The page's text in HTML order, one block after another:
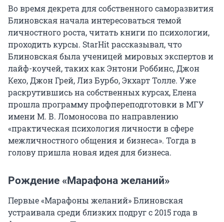
Во время декрета для собственного саморазвития
Блиновская начала интересоваться темой
личностного роста, читать книги по психологии,
проходить курсы. StarHit рассказывал, что
Блиновская была ученицей мировых экспертов и
лайф-коучей, таких как Энтони Роббинс, Джон
Кехо, Джон Грей, Лиз Бурбо, Экхарт Толле. Уже
раскрутившись на собственных курсах, Елена
прошла программу профпереподготовки в МГУ
имени М. В. Ломоносова по направлению
«практическая психология личности в сфере
межличностного общения и бизнеса». Тогда в
голову пришла новая идея для бизнеса.
Рождение «Марафона желаний»
Первые «Марафоны желаний» Блиновская
устраивала среди близких подруг с 2015 года в